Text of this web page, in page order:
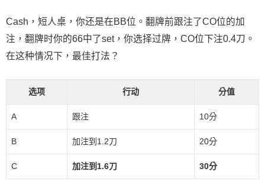
Cash，短人桌，你还是在BB位。翻牌前跟注了CO位的加
注，翻牌时你的66中了set，你选择过牌，CO位下注0.4刀。
在这种情况下，最佳打法？
选项 行动 分值
A 跟注 10分
B 加注到1.2刀 20分
C 加注到1.6刀 30分